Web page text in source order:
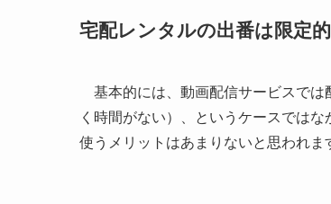
宅配レンタルの出番は限定的
基本的には、動画配信サービスでは
く時間がない）、というケースでは
使うメリットはあまりないと思われま